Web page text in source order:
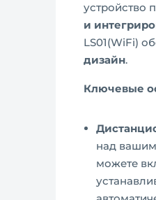
устройство
и
LS01(WiFi)
дизайн.
Ключевые
над
можете